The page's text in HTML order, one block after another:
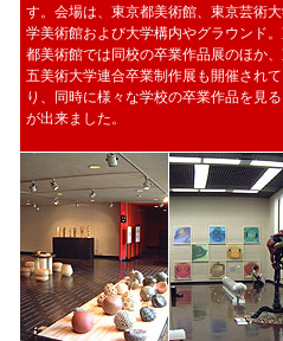
す。会場は、東京都美術館、東京芸術
学美術館および大学構内やグラウンド
都美術館では同校の卒業作品展のほか
五美術大学連合卒業制作展も開催され
り、同時に様々な学校の卒業作品を見
が出来ました。